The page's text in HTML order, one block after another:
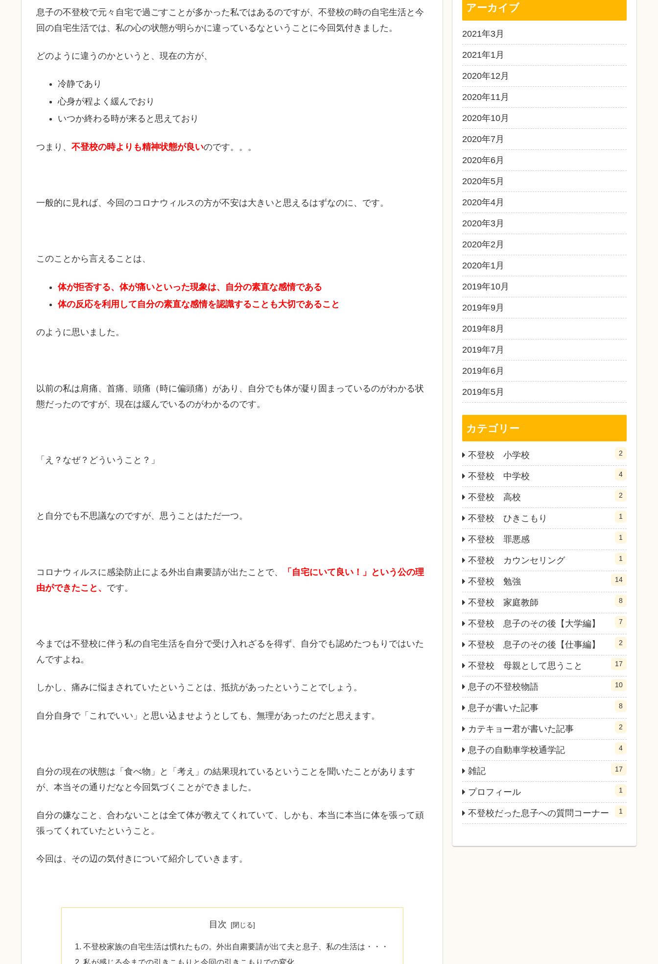
息子の不登校で元々自宅で過ごすことが多かった私ではあるのですが、不登校の時の自宅生活と今
回の自宅生活では、私の心の状態が明らかに違っているなということに今回気付きました。
どのように違うのかというと、現在の方が、
冷静であり
心身が程よく緩んでおり
いつか終わる時が来ると思えており
つまり、 不登校の時よりも精神状態が良いのです。。。
一般的に見れば、今回のコロナウィルスの方が不安は大きいと思えるはずなのに、です。
このことから言えることは、
体が拒否する、体が痛いといった現象は、自分の素直な感情である
体の反応を利用して自分の素直な感情を認識することも大切であること
のように思いました。
以前の私は肩痛、首痛、頭痛（時に偏頭痛）があり、自分でも体が凝り固まっているのがわかる状
態だったのですが、現在は緩んでいるのがわかるのです。
「え？なぜ？どういうこと？」
と自分でも不思議なのですが、思うことはただ一つ。
コロナウィルスに感染防止による外出自粛要請が出たことで、
「自宅にいて良い！」という公の理
由ができたこと、 です。
今までは不登校に伴う私の自宅生活を自分で受け入れざるを得ず、自分でも認めたつもりではいた
んですよね。
しかし、痛みに悩まされていたということは、抵抗があったということでしょう。
自分自身で「これでいい」と思い込ませようとしても、無理があったのだと思えます。
自分の現在の状態は「食べ物」と「考え」の結果現れているということを聞いたことがあります
が、本当その通りだなと今回気づくことができました。
自分の嫌なこと、合わないことは全て体が教えてくれていて、しかも、本当に本当に体を張って頑
張ってくれていたということ。
今回は、その辺の気付きについて紹介していきます。
目次
不登校家族の自宅生活は慣れたもの。外出自粛要請が出て夫と息子、私の生活は・・・
私が感じる今までの引きこもりと今回の引きこもりでの変化
アーカイブ
2021年3月
2021年1月
2020年12月
2020年11月
2020年10月
2020年7月
2020年6月
2020年5月
2020年4月
2020年3月
2020年2月
2020年1月
2019年10月
2019年9月
2019年8月
2019年7月
2019年6月
2019年5月
カテゴリー
不登校 小学校 2
不登校 中学校 4
不登校 高校 2
不登校 ひきこもり 1
不登校 罪悪感 1
不登校 カウンセリング 1
不登校 勉強 14
不登校 家庭教師 8
不登校 息子のその後【大学編】 7
不登校 息子のその後【仕事編】 2
不登校 母親として思うこと 17
息子の不登校物語 10
息子が書いた記事 8
カテキョー君が書いた記事 2
息子の自動車学校通学記 4
雑記 17
プロフィール 1
不登校だった息子への質問コーナー 1